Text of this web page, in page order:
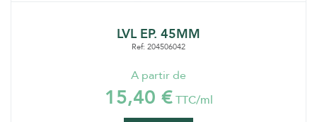
LVL EP. 45MM
Ref: 204506042
A partir de
15,40 € TTC/ml